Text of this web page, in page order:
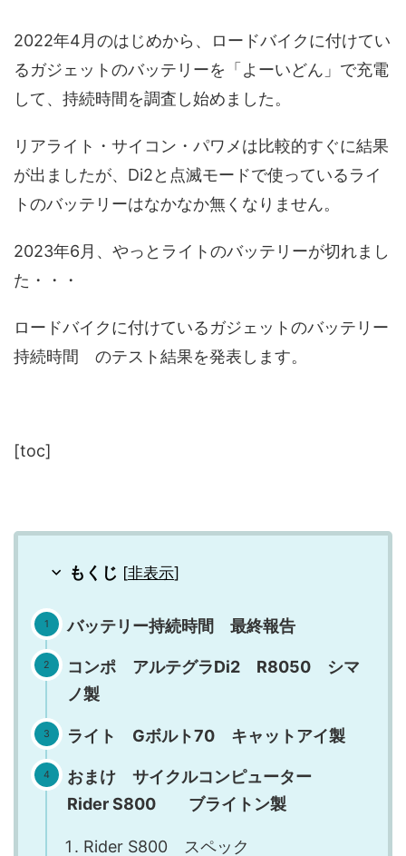
2022年4月のはじめから、ロードバイクに付けてい
るガジェットのバッテリーを「よーいどん」で充電
して、持続時間を調査し始めました。
リアライト・サイコン・パワメは比較的すぐに結果
が出ましたが、Di2と点滅モードで使っているライ
トのバッテリーはなかなか無くなりません。
2023年6月、やっとライトのバッテリーが切れまし
た・・・
ロードバイクに付けているガジェットのバッテリー
持続時間 のテスト結果を発表します。
[toc]
もくじ [非表示]
バッテリー持続時間 最終報告
コンポ アルテグラDi2 R8050 シマ
ノ製
ライト Gボルト70 キャットアイ製
おまけ サイクルコンピューター
Rider S800 ブライトン製
Rider S800 スペック